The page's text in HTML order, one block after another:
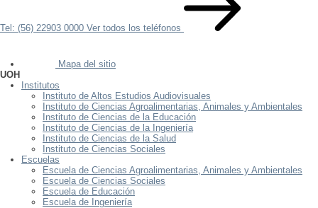
Tel: (56) 22903 0000 Ver todos los teléfonos
Mapa del sitio
UOH
Institutos
Instituto de Altos Estudios Audiovisuales
Instituto de Ciencias Agroalimentarias, Animales y Ambientales
Instituto de Ciencias de la Educación
Instituto de Ciencias de la Ingeniería
Instituto de Ciencias de la Salud
Instituto de Ciencias Sociales
Escuelas
Escuela de Ciencias Agroalimentarias, Animales y Ambientales
Escuela de Ciencias Sociales
Escuela de Educación
Escuela de Ingeniería